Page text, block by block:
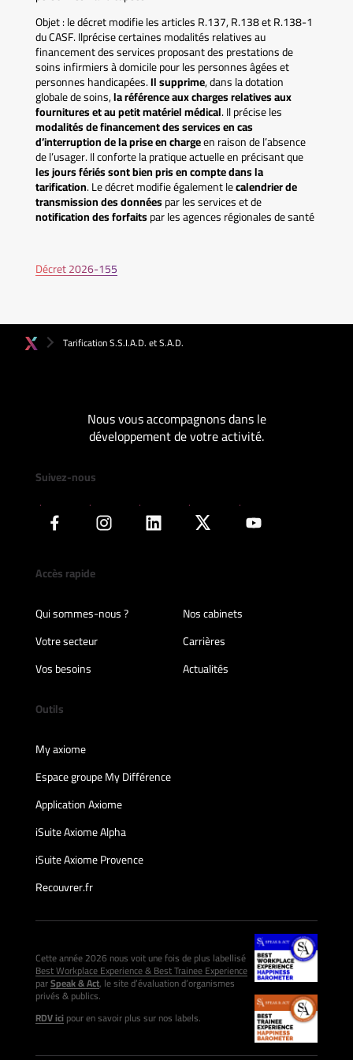
Objet : le décret modifie les articles R.137, R.138 et R.138-1
du CASF. Ilprécise certaines modalités relatives au
financement des services proposant des prestations de
soins infirmiers à domicile pour les personnes âgées et
personnes handicapées.Il supprime, dans la dotation
globale de soins,la référence aux charges relatives aux
fournitures et au petit matériel médical. Il précise les
modalités de financement des services en cas
d’interruption de la prise en chargeen raison de l’absence
de l’usager. Il conforte la pratique actuelle en précisant que
les jours fériés sont bien pris en compte dans la
tarification. Le décret modifie également lecalendrier de
transmission des donnéespar les services et de
notification des forfaitspar les agences régionales de santé
Décret 2026-155
Tarification S.S.I.A.D. et S.A.D.
Nous vous accompagnons dans le
développement de votre activité.
Suivez-nous
Accès rapide
Qui sommes-nous ?
Nos cabinets
Votre secteur
Carrières
Vos besoins
Actualités
Outils
My axiome
Espace groupe My Différence
Application Axiome
iSuite Axiome Alpha
iSuite Axiome Provence
Recouvrer.fr
Cette année 2026 nous voit une fois de plus labellisé
Best Workplace Experience & Best Trainee Experience
parSpeak & Act, le site d’évaluation d’organismes
privés & publics.
RDV icipour en savoir plus sur nos labels.